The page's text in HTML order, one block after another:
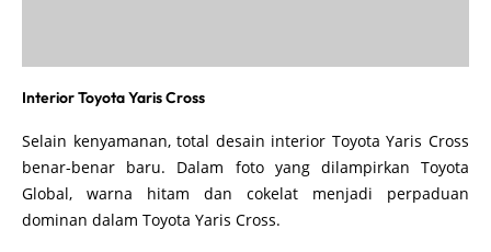
Interior Toyota Yaris Cross
Selain kenyamanan, total desain interior Toyota Yaris Cross
benar-benar baru. Dalam foto yang dilampirkan Toyota
Global, warna hitam dan cokelat menjadi perpaduan
dominan dalam Toyota Yaris Cross.